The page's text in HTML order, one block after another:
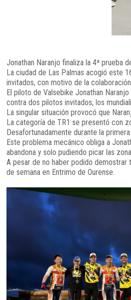
Jonathan Naranjo finaliza la 4ª prueba
La ciudad de Las Palmas acogió este
invitados, con motivo de la
El piloto de Valsebike Jonathan
contra dos pilotos invitados, los
La singular situación provocó que
La categoría de TR1 se presentó con
Desafortunadamente durante la
Este problema mecánico obliga a
abandona y solo pudiendo picar las
A pesar de no haber podido
de semana en Entrimo de Ourense.